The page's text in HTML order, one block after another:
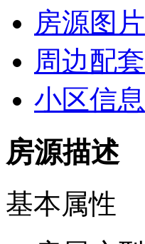
房源图片
周边配套
小区信息
房源描述
基本属性